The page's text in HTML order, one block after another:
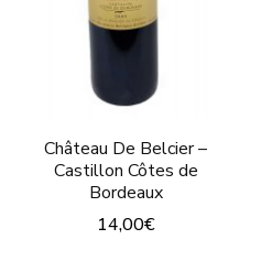
être
choisies
sur
page
du
produit
Château De Belcier –
Castillon Côtes de
Bordeaux
14,00€